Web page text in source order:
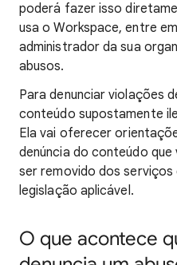
poderá fazer isso
usa o Workspace, entre
administrador da sua
abusos.
Para denunciar violações
conteúdo supostamente
Ela vai oferecer
denúncia do conteúdo
ser removido dos
legislação aplicável.
O que acontece